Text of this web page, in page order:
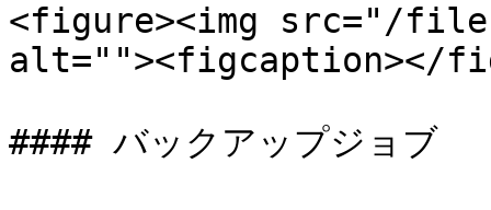
<figure><img src="/files/
alt=""><figcaption></
#### バックアップジョブ